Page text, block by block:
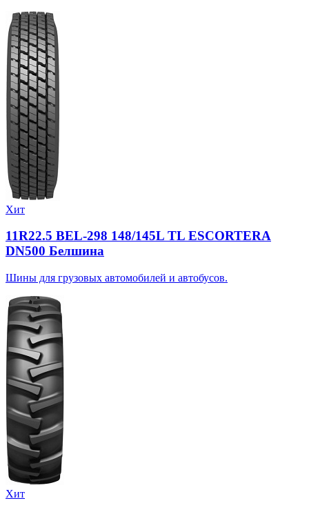
Хит
11R22.5 BEL-298 148/145L TL ESCORTERA
DN500 Белшина
Шины для грузовых автомобилей и автобусов.
Хит